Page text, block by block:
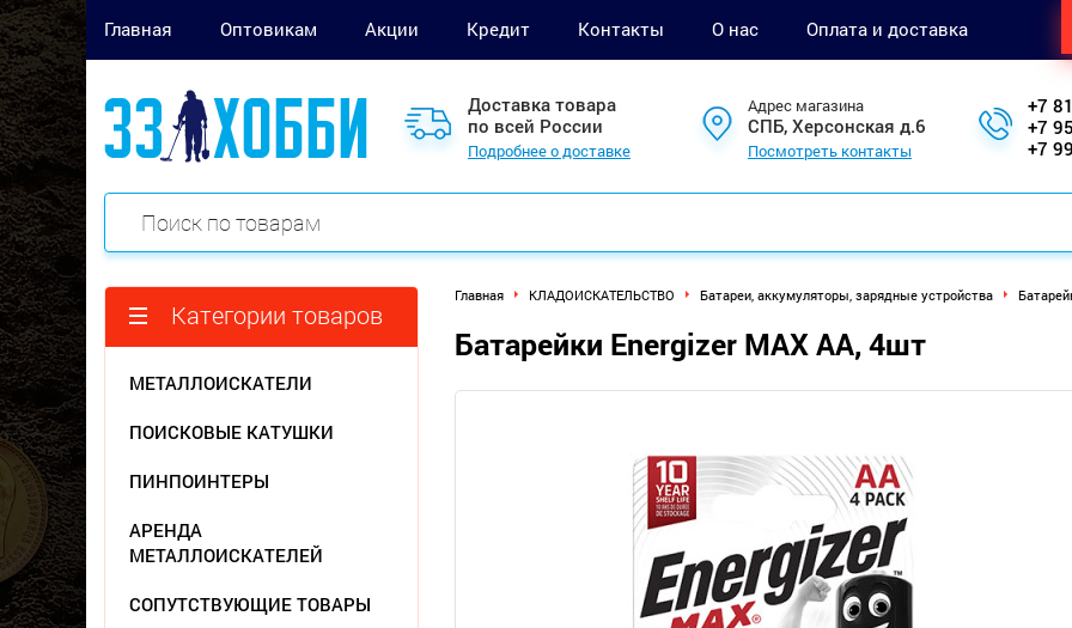
Главная Оптовикам Акции Кредит Контакты О нас Оплата и доставка
Доставка товара
по всей России
Подробнее о доставке
Адрес магазина
СПБ, Херсонская д.6
Посмотреть контакты
+7
+7
+7
Категории товаров
МЕТАЛЛОИСКАТЕЛИ
ПОИСКОВЫЕ КАТУШКИ
ПИНПОИНТЕРЫ
АРЕНДА
МЕТАЛЛОИСКАТЕЛЕЙ
СОПУТСТВУЮЩИЕ ТОВАРЫ
Главная КЛАДОИСКАТЕЛЬСТВО Батареи, аккумуляторы, зарядные устройства
Батарейки Energizer MAX AA, 4шт